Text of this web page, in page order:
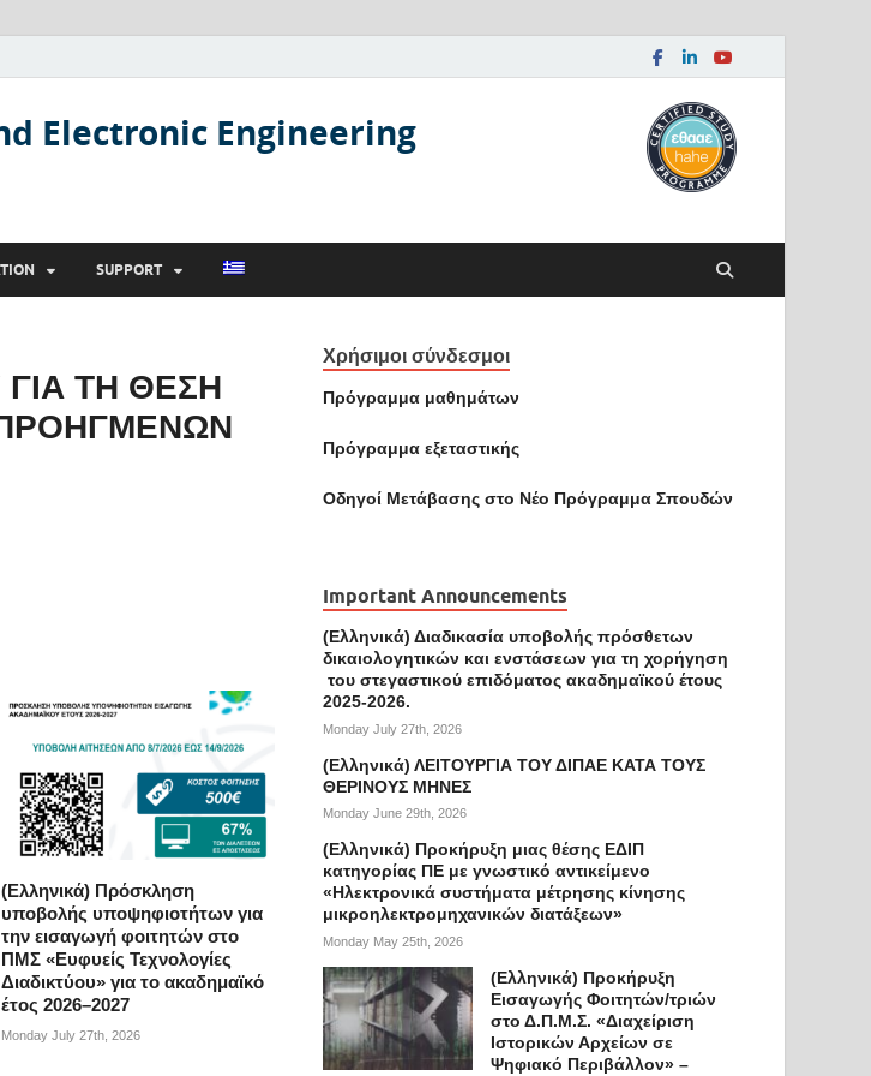
Electronic Engineering
SUPPORT
ΤΗ ΘΕΣΗ
(Ελληνικά) Πρόσκληση
υποβολής υποψηφιοτήτων για
την εισαγωγή φοιτητών στο
ΠΜΣ «Ευφυείς Τεχνολογίες
Διαδικτύου» για το ακαδημαϊκό
έτος 2026–2027
Monday July 27th, 2026
Χρήσιμοι σύνδεσμοι
Πρόγραμμα μαθημάτων
Πρόγραμμα εξεταστικής
Οδηγοί Mετάβασης στο Νέο Πρόγραμμα Σπουδών
Important Announcements
(Ελληνικά) Διαδικασία υποβολής πρόσθετων
δικαιολογητικών και ενστάσεων για τη χορήγηση
του στεγαστικού επιδόματος ακαδημαϊκού έτους
2025-2026.
Monday July 27th, 2026
(Ελληνικά) ΛΕΙΤΟΥΡΓΙΑ ΤΟΥ ΔΙΠΑΕ ΚΑΤΑ ΤΟΥΣ
ΘΕΡΙΝΟΥΣ ΜΗΝΕΣ
Monday June 29th, 2026
(Ελληνικά) Προκήρυξη μιας θέσης ΕΔΙΠ
κατηγορίας ΠΕ με γνωστικό αντικείμενο
«Ηλεκτρονικά συστήματα μέτρησης κίνησης
μικροηλεκτρομηχανικών διατάξεων»
Monday May 25th, 2026
(Ελληνικά) Προκήρυξη
Εισαγωγής Φοιτητών/τριών
στο Δ.Π.Μ.Σ. «Διαχείριση
Ιστορικών Αρχείων σε
Ψηφιακό Περιβάλλον» –